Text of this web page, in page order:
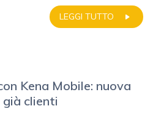
LEGGI TUTTO
Kena Mobile: nuova
già clienti